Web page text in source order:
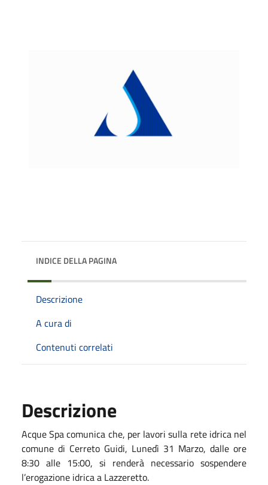
INDICE DELLA PAGINA
Descrizione
A cura di
Contenuti correlati
Descrizione
Acque Spa comunica che, per lavori sulla rete idrica nel
comune di Cerreto Guidi, Lunedì 31 Marzo, dalle ore
8:30 alle 15:00, si renderà necessario sospendere
l’erogazione idrica a Lazzeretto.